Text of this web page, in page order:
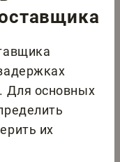
Для основных
их